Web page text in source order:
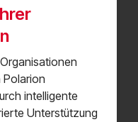
Polarion
intelligente
Unterstützung